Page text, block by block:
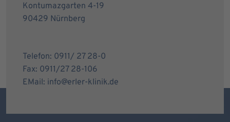
Kontumazgarten 4-19
90429 Nürnberg
Telefon: 0911/ 27 28-0
Fax: 0911/27 28-106
EMail: info@erler-klinik.de